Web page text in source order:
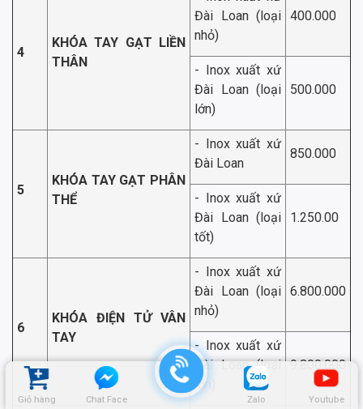
Giỏ hàng Chat Face Zalo Youtube
4
KHÓA TAY GẠT LIỀN
THÂN
Đài Loan (loại
nhỏ)
400.000
- Inox xuất xứ
Đài Loan (loại
lớn)
500.000
5
KHÓA TAY GẠT PHÂN
THỂ
- Inox xuất xứ
Đài Loan
850.000
- Inox xuất xứ
Đài Loan (loại
tốt)
1.250.00
6
KHÓA ĐIỆN TỬ VÂN
TAY
- Inox xuất xứ
Đài Loan (loại
nhỏ)
6.800.000
- Inox xuất xứ
Đài Loan (loại
lớn)
9.800.000